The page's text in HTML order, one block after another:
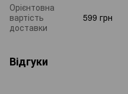
Орієнтовна
вартість
доставки
599 грн
Відгуки